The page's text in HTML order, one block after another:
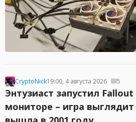
CryptoNick19:00, 4 августа 2026 5
Энтузиаст запустил Fallout
мониторе – игра